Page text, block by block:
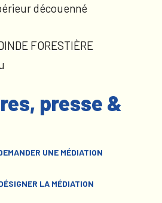
découenné
FORESTIÈRE
presse &
UNE MÉDIATION
LA MÉDIATION